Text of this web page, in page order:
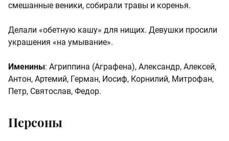
смешанные веники, собирали травы и коренья.
Делали «обетную кашу» для нищих. Девушки просили
украшения «на умывание».
Именины: Агриппина (Аграфена), Александр, Алексей,
Антон, Артемий, Герман, Иосиф, Корнилий, Митрофан,
Петр, Святослав, Федор.
Персоны